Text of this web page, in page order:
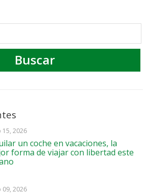
15, 2026
un coche en vacaciones, la
forma de viajar con libertad este
09, 2026